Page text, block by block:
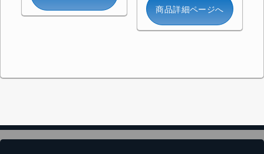
商品詳細ページへ